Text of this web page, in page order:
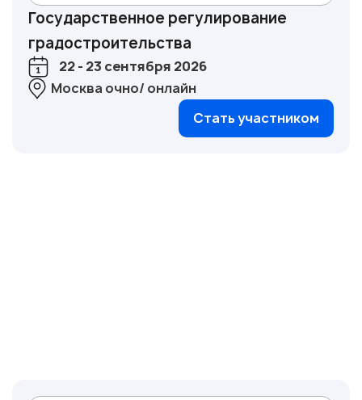
Государственное регулирование
градостроительства
22 - 23 сентября 2026
Москва очно/ онлайн
Стать участником